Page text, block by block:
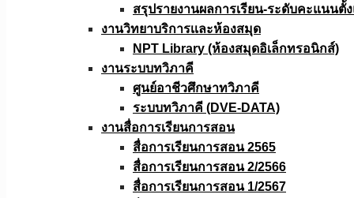
สรุปรายงานผลการเรียน-ระดับคะแนนตั้
งานวิทยาบริการเเละห้องสมุด
NPT Library (ห้องสมุดอิเล็กทรอนิกส์)
งานระบบทวิภาคี
ศูนย์อาชีวศึกษาทวิภาคี
ระบบทวิภาคี (DVE-DATA)
งานสื่อการเรียนการสอน
สื่อการเรียนการสอน 2565
สื่อการเรียนการสอน 2/2566
สื่อการเรียนการสอน 1/2567